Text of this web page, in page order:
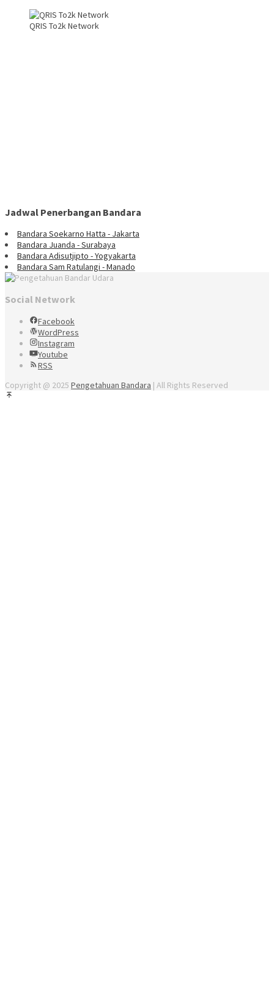
QRIS To2k Network
Jadwal Penerbangan Bandara
Bandara Soekarno Hatta - Jakarta
Bandara Juanda - Surabaya
Bandara Adisutjipto - Yogyakarta
Bandara Sam Ratulangi - Manado
Social Network
Facebook
WordPress
Instagram
Youtube
RSS
Copyright @ 2025 Pengetahuan Bandara | All Rights Reserved